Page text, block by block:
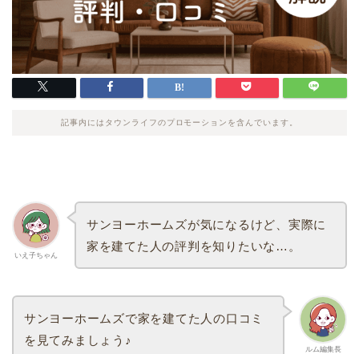
記事内にはタウンライフのプロモーションを含んでいます。
いえ子ちゃん
サンヨーホームズが気になるけど、実際に
家を建てた人の評判を知りたいな…。
ルム編集長
サンヨーホームズで家を建てた人の口コミ
を見てみましょう♪